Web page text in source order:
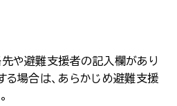
や避難支援者の記入欄があり
る場合は、あらかじめ避難支援